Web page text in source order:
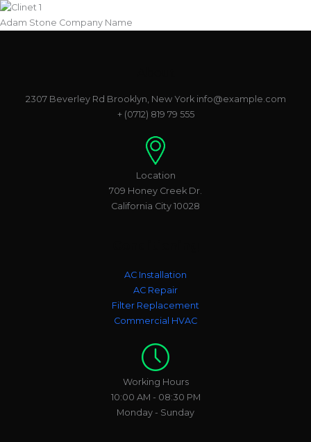
Adam Stone Company Name
2307 Beverley Rd Brooklyn, New York info@example.com
+ (0712) 819 79 555
Location
709 Honey Creek Dr.
California City 10028
AC Installation
AC Repair
Filter Replacement
Commercial HVAC
Working Hours
10:00 AM - 08:30 PM
Monday - Sunday